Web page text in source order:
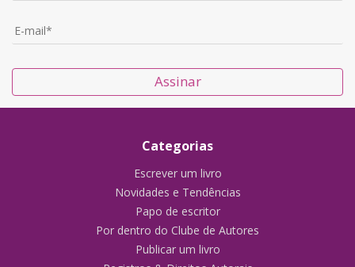
Assinar
Categorias
Escrever um livro
Novidades e Tendências
Papo de escritor
Por dentro do Clube de Autores
Publicar um livro